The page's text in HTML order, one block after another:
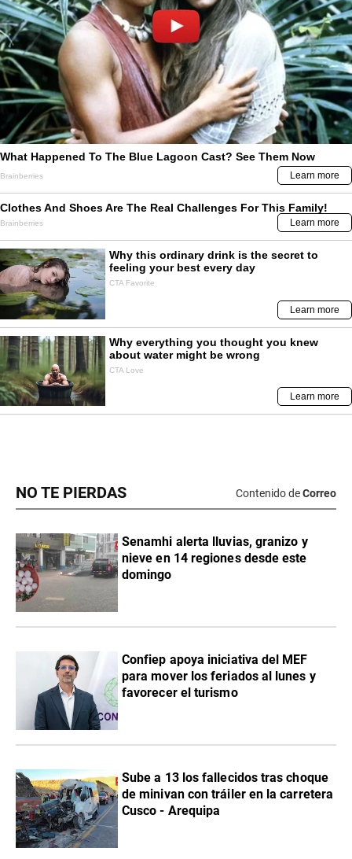
NO TE PIERDAS Contenido deCorreo
Senamhi alerta lluvias, granizo y
nieve en 14 regiones desde este
domingo
Confiep apoya iniciativa del MEF
para mover los feriados al lunes y
favorecer el turismo
Sube a 13 los fallecidos tras choque
de minivan con tráiler en la carretera
Cusco - Arequipa